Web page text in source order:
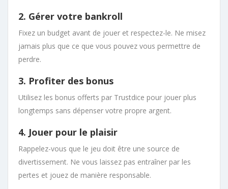
2. Gérer votre bankroll
Fixez un budget avant de jouer et respectez-le. Ne misez
jamais plus que ce que vous pouvez vous permettre de
perdre.
3. Profiter des bonus
Utilisez les bonus offerts par Trustdice pour jouer plus
longtemps sans dépenser votre propre argent.
4. Jouer pour le plaisir
Rappelez-vous que le jeu doit être une source de
divertissement. Ne vous laissez pas entraîner par les
pertes et jouez de manière responsable.